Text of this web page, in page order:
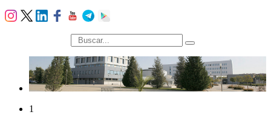
búsqueda
1